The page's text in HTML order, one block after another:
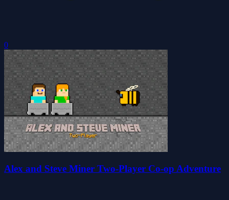
0
Alex and Steve Miner Two-Player Co-op Adventure